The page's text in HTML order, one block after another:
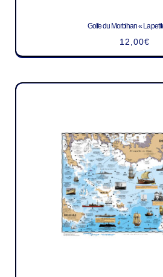
Golfe du Morbihan « La
12,00€